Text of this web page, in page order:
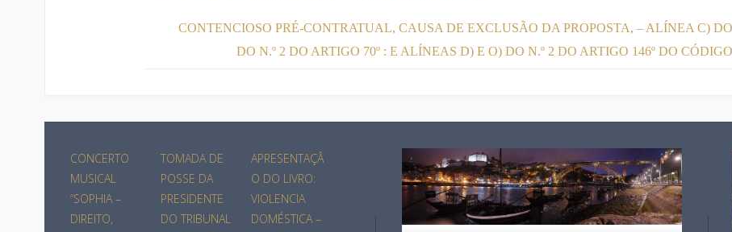
CONTENCIOSO PRÉ-CONTRATUAL, CAUSA DE EXCLUSÃO DA PROPOSTA, – ALÍNEA C)
DO N.º 2 DO ARTIGO 70º : E ALÍNEAS D) E O) DO N.º 2 DO ARTIGO 146º DO
CONCERTO
MUSICAL
“SOPHIA –
DIREITO,
TOMADA DE
POSSE DA
PRESIDENTE
DO TRIBUNAL
APRESENTAÇÂ
O DO LIVRO:
VIOLENCIA
DOMÉSTICA –